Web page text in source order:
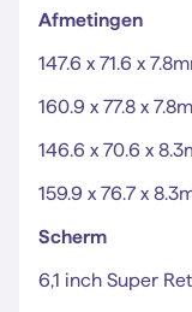
Afmetingen
147.6 x 71.6 x
160.9 x 77.8 x
146.6 x 70.6 x
159.9 x 76.7 x
Scherm
6,1 inch Super